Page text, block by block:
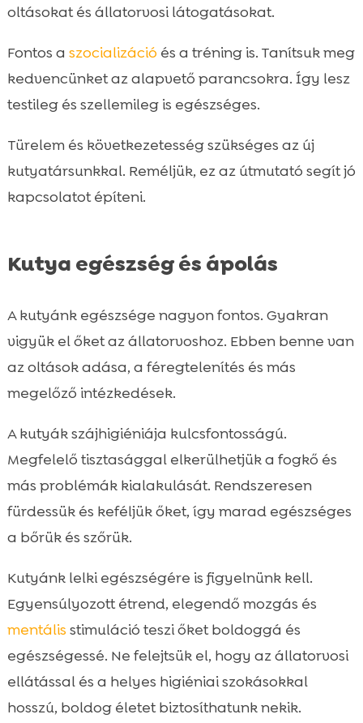
oltásokat és állatorvosi látogatásokat.
Fontos a szocializáció és a tréning is. Tanítsuk meg
kedvencünket az alapvető parancsokra. Így lesz
testileg és szellemileg is egészséges.
Türelem és következetesség szükséges az új
kutyatársunkkal. Reméljük, ez az útmutató segít jó
kapcsolatot építeni.
Kutya egészség és ápolás
A kutyánk egészsége nagyon fontos. Gyakran
vigyük el őket az állatorvoshoz. Ebben benne van
az oltások adása, a féregtelenítés és más
megelőző intézkedések.
A kutyák szájhigiéniája kulcsfontosságú.
Megfelelő tisztasággal elkerülhetjük a fogkő és
más problémák kialakulását. Rendszeresen
fürdessük és keféljük őket, így marad egészséges
a bőrük és szőrük.
Kutyánk lelki egészségére is figyelnünk kell.
Egyensúlyozott étrend, elegendő mozgás és
mentális stimuláció teszi őket boldoggá és
egészségessé. Ne felejtsük el, hogy az állatorvosi
ellátással és a helyes higiéniai szokásokkal
hosszú, boldog életet biztosíthatunk nekik.